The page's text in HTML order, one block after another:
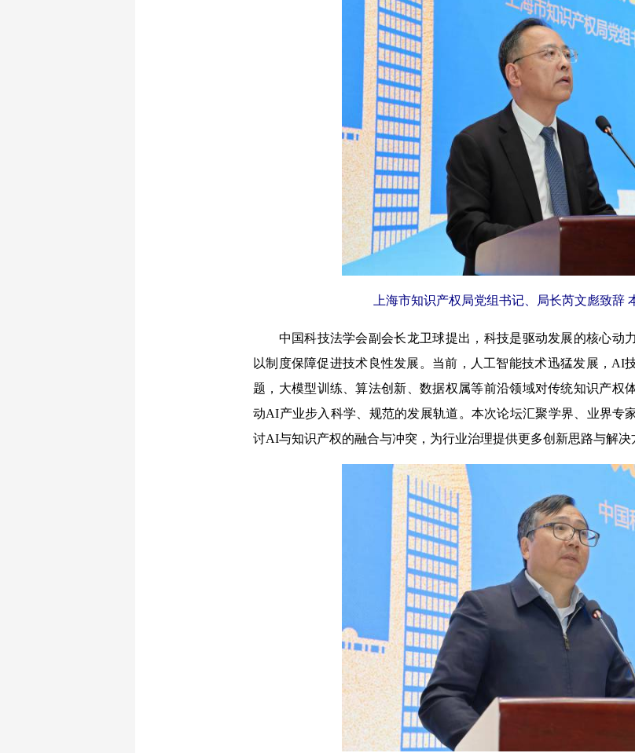
上海市知识产权局党组书记、局长芮文彪致辞
中国科技法学会副会长龙卫球提出，科技是驱动发展的核心动力
以制度保障促进技术良性发展。当前，人工智能技术迅猛发展，AI
题，大模型训练、算法创新、数据权属等前沿领域对传统知识产权
动AI产业步入科学、规范的发展轨道。本次论坛汇聚学界、业界专
讨AI与知识产权的融合与冲突，为行业治理提供更多创新思路与解决